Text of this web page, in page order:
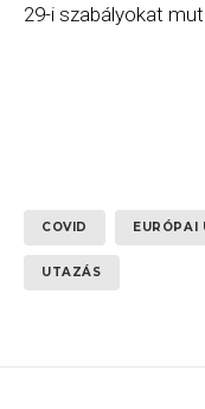
29-i szabályokat
COVID EURÓPAI
UTAZÁS